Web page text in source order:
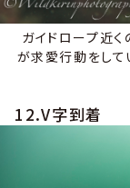
ガイドロープ近
が求愛行動をして
12.V字到着